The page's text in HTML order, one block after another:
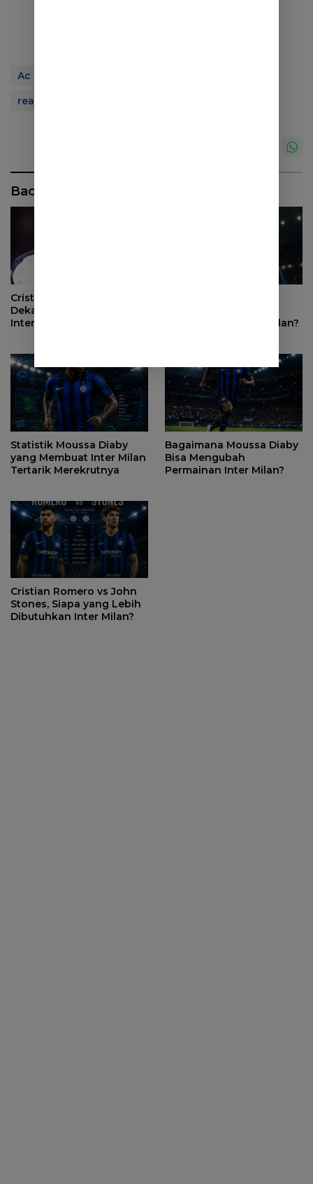
Ac Milan
real madrid
Baca Juga
Cristian Romero Makin
Dekat ke Atletico Madrid,
Inter Milan Mundur dari
Pemain Kunci Inter Milan?
Statistik Moussa Diaby
yang Membuat Inter Milan
Tertarik Merekrutnya
Bagaimana Moussa Diaby
Bisa Mengubah
Permainan Inter Milan?
Cristian Romero vs John
Stones, Siapa yang Lebih
Dibutuhkan Inter Milan?